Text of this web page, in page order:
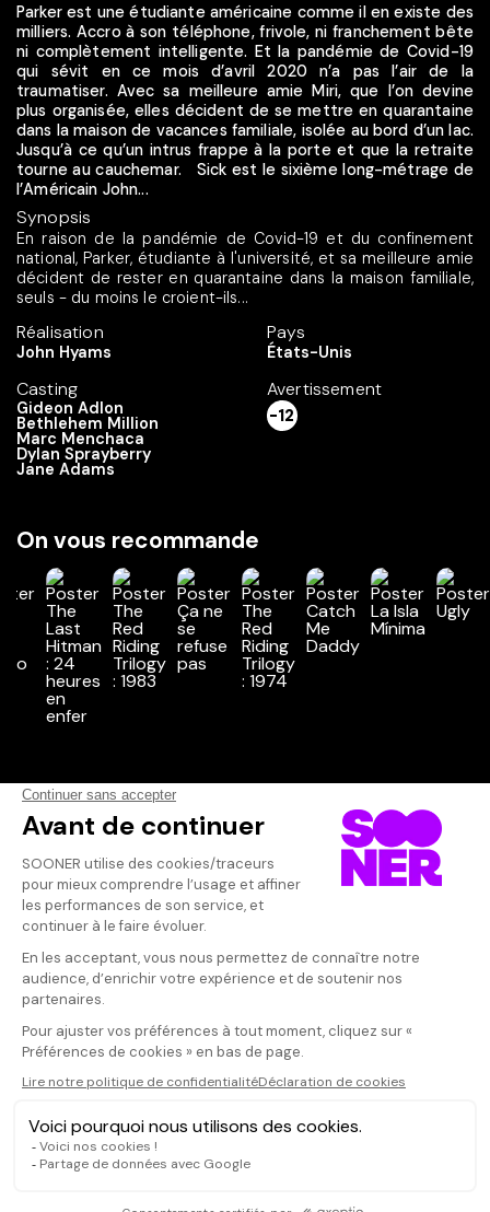
Parker est une étudiante américaine comme il en existe des
milliers. Accro à son téléphone, frivole, ni franchement bête
ni complètement intelligente. Et la pandémie de Covid-19
qui sévit en ce mois d’avril 2020 n’a pas l’air de la
traumatiser. Avec sa meilleure amie Miri, que l’on devine
plus organisée, elles décident de se mettre en quarantaine
dans la maison de vacances familiale, isolée au bord d’un lac.
Jusqu’à ce qu’un intrus frappe à la porte et que la retraite
tourne au cauchemar. Sick est le sixième long-métrage de
l’Américain John...
Synopsis
En raison de la pandémie de Covid-19 et du confinement
national, Parker, étudiante à l'université, et sa meilleure amie
décident de rester en quarantaine dans la maison familiale,
seuls - du moins le croient-ils...
Réalisation
John Hyams
Casting
Gideon Adlon
Bethlehem Million
Marc Menchaca
Dylan Sprayberry
Jane Adams
Pays
États-Unis
Avertissement
-12
On vous recommande
Vos avis
Donnez votre avis
Votre note
Votre commentaire
Il faut vous connecter pour
publier un avis
CONNEXION